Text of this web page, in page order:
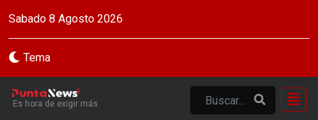
Sabado 8 Agosto 2026
Tema
Es hora de exigir más